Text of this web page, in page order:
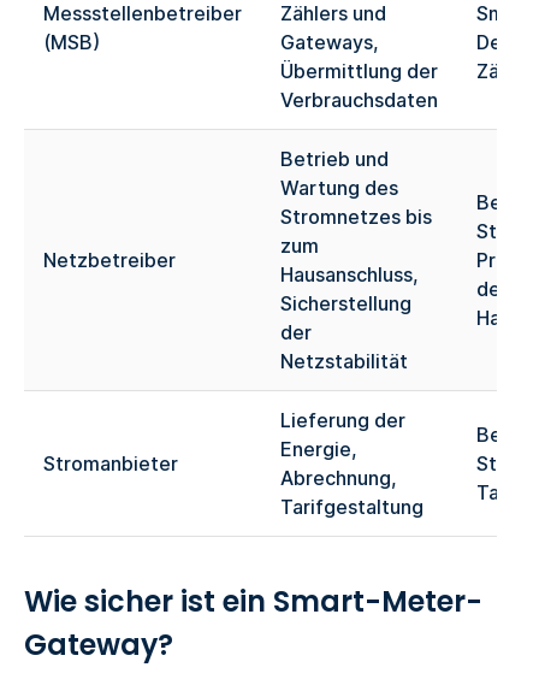
Messstellenbetreiber
(MSB)
Zählers und
Gateways,
Übermittlung der
Verbrauchsdaten
Smart
Netzbetreiber
Betrieb und
Wartung des
Stromnetzes bis
zum
Hausanschluss,
Sicherstellung
der
Netzstabilität
Bei
dem
Stromanbieter
Lieferung der
Energie,
Abrechnung,
Tarifgestaltung
Bei
Wie sicher ist ein Smart-Meter-
Gateway?